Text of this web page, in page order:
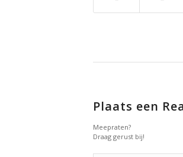
Plaats een
Meepraten?
Draag gerust bij!